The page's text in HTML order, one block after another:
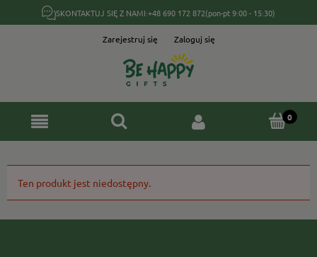
SKONTAKTUJ SIĘ Z NAMI:+48 690 172 872(pon-pt 9:00 - 15:30)
Zarejestruj się Zaloguj się
Ten produkt jest niedostępny.